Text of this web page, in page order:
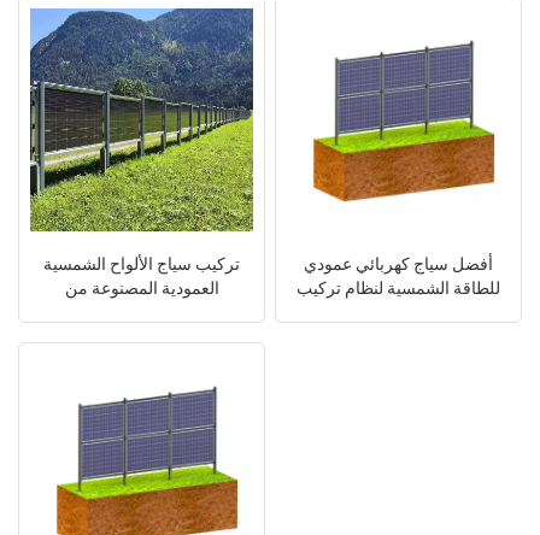
español
português
العربية
تركيب سياج الألواح الشمسية
العمودية المصنوعة من
أفضل سياج كهربائي عمودي
للطاقة الشمسية لنظام تركيب